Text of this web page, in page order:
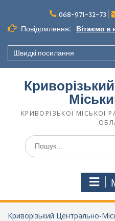
068-971-32-73
Повідомлення: Вітаємо в
Швидкі посилання
КРИВОРІЗЬКОЇ МІСЬКОЇ
Криворізький Центрально-